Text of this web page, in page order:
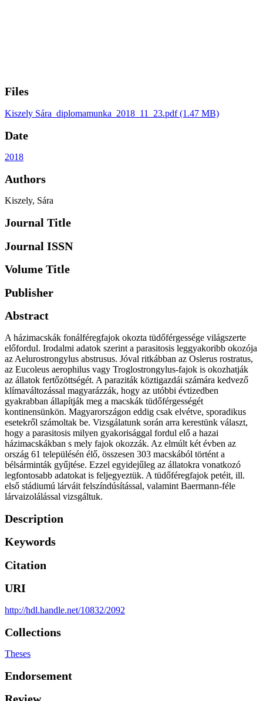
Files
Kiszely Sára_diplomamunka_2018_11_23.pdf(1.47 MB)
Date
2018
Authors
Kiszely, Sára
Journal Title
Journal ISSN
Volume Title
Publisher
Abstract
A házimacskák fonálféregfajok okozta tüdőférgessége világszerte
előfordul. Irodalmi adatok szerint a parasitosis leggyakoribb okozója
az Aelurostrongylus abstrusus. Jóval ritkábban az Oslerus rostratus,
az Eucoleus aerophilus vagy Troglostrongylus-fajok is okozhatják
az állatok fertőzöttségét. A paraziták köztigazdái számára kedvező
klímaváltozással magyarázzák, hogy az utóbbi évtizedben
gyakrabban állapítják meg a macskák tüdőférgességét
kontinensünkön. Magyarországon eddig csak elvétve, sporadikus
esetekről számoltak be. Vizsgálatunk során arra kerestünk választ,
hogy a parasitosis milyen gyakorisággal fordul elő a hazai
házimacskákban s mely fajok okozzák. Az elmúlt két évben az
ország 61 településén élő, összesen 303 macskából történt a
bélsárminták gyűjtése. Ezzel egyidejűleg az állatokra vonatkozó
legfontosabb adatokat is feljegyeztük. A tüdőféregfajok petéit, ill.
első stádiumú lárváit felszíndúsítással, valamint Baermann-féle
lárvaizolálással vizsgáltuk.
Description
Keywords
Citation
URI
http://hdl.handle.net/10832/2092
Collections
Theses
Endorsement